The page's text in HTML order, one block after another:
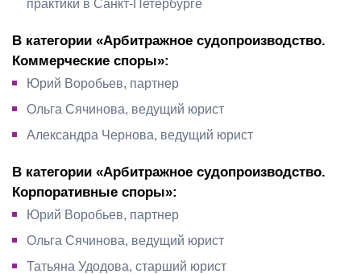
практики в Санкт-Петербурге
В категории «Арбитражное судопроизводство.
Коммерческие споры»:
Юрий Воробьев, партнер
Ольга Сячинова, ведущий юрист
Александра Чернова, ведущий юрист
В категории «Арбитражное судопроизводство.
Корпоративные споры»:
Юрий Воробьев, партнер
Ольга Сячинова, ведущий юрист
Татьяна Удодова, старший юрист